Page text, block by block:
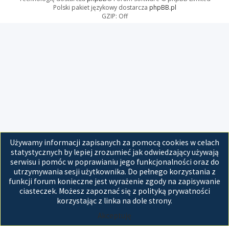
Używamy informacji zapisanych za pomocą cookies w celach
statystycznych by lepiej zrozumieć jak odwiedzający używają
serwisu i pomóc w poprawianiu jego funkcjonalności oraz do
utrzymywania sesji użytkownika. Do pełnego korzystania z
funkcji forum konieczne jest wyrażenie zgody na zapisywanie
ciasteczek. Możesz zapoznać się z polityką prywatności
korzystając z linka na dole strony.
Akceptuję
Polski pakiet językowy dostarcza phpBB.pl
GZIP: Off